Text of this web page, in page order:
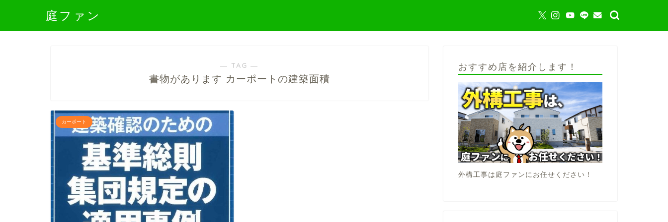
庭ファン
― TAG ―
書物があります カーポートの建築面積
カーポート
おすすめ店を紹介します！
外構工事は庭ファンにお任せください！